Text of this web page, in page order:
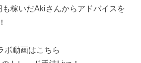
も稼いだAkiさんからアドバイスを
ボ動画はこちら